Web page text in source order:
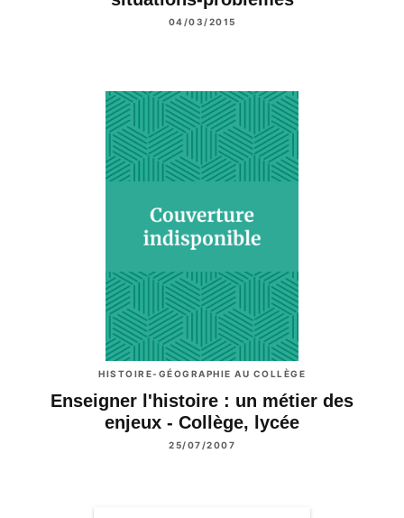
04/03/2015
HISTOIRE-GÉOGRAPHIE AU COLLÈGE
Enseigner l'histoire : un métier des
enjeux - Collège, lycée
25/07/2007